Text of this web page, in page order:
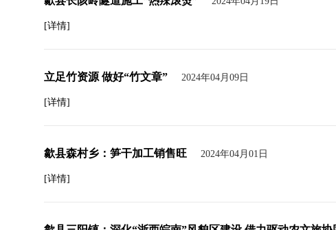
[详情]
立足竹资源 做好“竹文章” 2024年04月09日
[详情]
歙县森村乡：笋干加工销售旺 2024年04月01日
[详情]